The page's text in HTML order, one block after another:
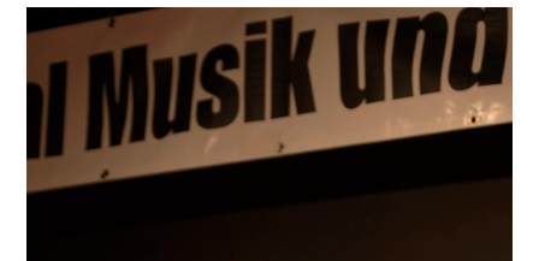
ARCHIV
PRINT & CDS
IMPRESSUM